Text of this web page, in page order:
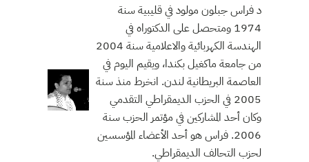
د فراس جبلون مولود في قليبية سنة
1974 ومتحصل على الدكتوراه في
الهندسة الكهربائية والاعلامية سنة 2004
من جامعة ماكغيل بكندا، ويقيم اليوم في
العاصمة البريطانية لندن. انخرط منذ سنة
2005 في الحزب الديمقراطي التقدمي
وكان أحد المشاركين في مؤتمر الحزب سنة
2006. فراس هو أحد الأعضاء المؤسسين
لحزب التحالف الديمقراطي.